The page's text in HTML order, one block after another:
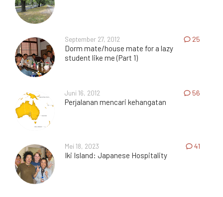
September 27, 2012 25
Dorm mate/house mate for a lazy
student like me (Part 1)
Juni 16, 2012 56
Perjalanan mencari kehangatan
Mei 18, 2023 41
Iki Island: Japanese Hospitality